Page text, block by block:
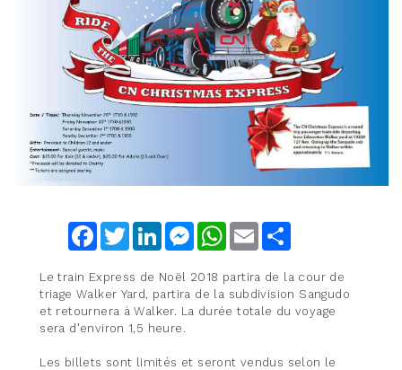
FacebookTwitterLinkedInMessengerWhatsApp
Email
Le train Express de Noël 2018 partira de la cour de
triage Walker Yard, partira de la subdivision Sangudo
et retournera à Walker. La durée totale du voyage
sera d'environ 1,5 heure.
Les billets sont limités et seront vendus selon le